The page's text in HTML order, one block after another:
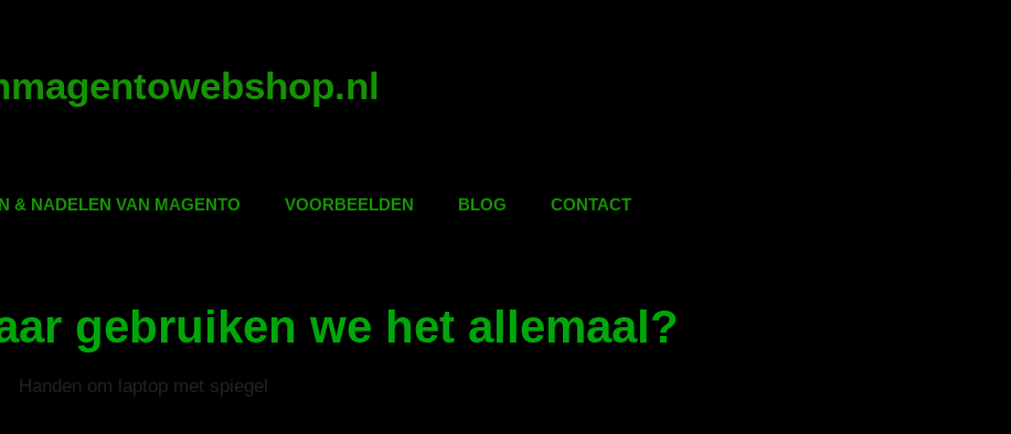
& NADELEN VAN MAGENTO VOORBEELDEN BLOG CONTACT
gebruiken we het allemaal?